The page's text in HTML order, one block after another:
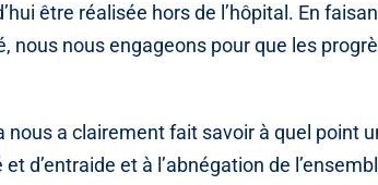
être réalisée hors de l’hôpital. En
nous nous engageons pour que les
nous a clairement fait savoir à quel point
d’entraide et à l’abnégation de